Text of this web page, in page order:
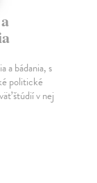
a bádania, s
politické
štúdií v nej